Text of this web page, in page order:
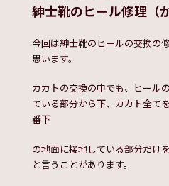
紳士靴のヒール修理（
今回は紳士靴のヒールの交換の
思います。
カカトの交換の中でも、ヒール
ている部分から下、カカト全て
番下
の地面に接地している部分だけ
と言うことがあります。